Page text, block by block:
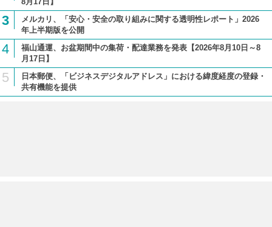
3
メルカリ、「安心・安全の取り組みに関する透明性レポート」2026
年上半期版を公開
4
福山通運、お盆期間中の集荷・配達業務を発表【2026年8月10日～8
月17日】
5
日本郵便、「ビジネスデジタルアドレス」における緯度経度の登録・
共有機能を提供